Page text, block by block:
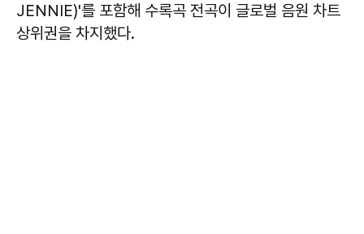
JENNIE)'를 포함해 수록곡 전곡이 글로벌 음원 차트
상위권을 차지했다.